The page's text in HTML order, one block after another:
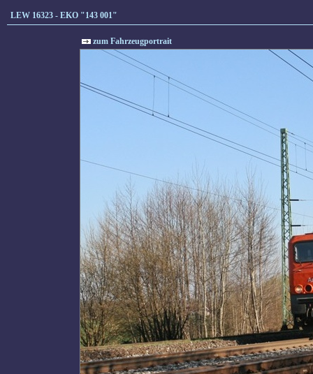
LEW 16323 - EKO "143 001"
zum Fahrzeugportrait